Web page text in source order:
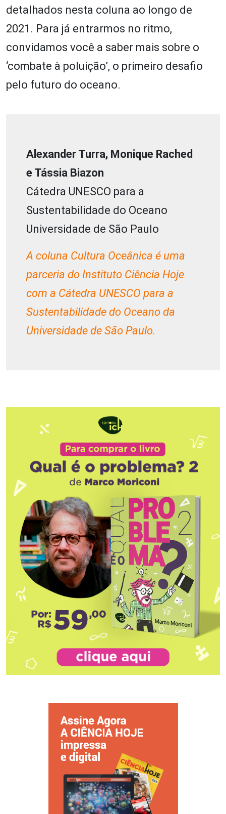
detalhados nesta coluna ao longo de
2021. Para já entrarmos no ritmo,
convidamos você a saber mais sobre o
‘combate à poluição’, o primeiro desafio
pelo futuro do oceano.
Alexander Turra, Monique Rached
e Tássia Biazon
Cátedra UNESCO para a
Sustentabilidade do Oceano
Universidade de São Paulo
A coluna Cultura Oceânica é uma
parceria do Instituto Ciência Hoje
com a Cátedra UNESCO para a
Sustentabilidade do Oceano da
Universidade de São Paulo.